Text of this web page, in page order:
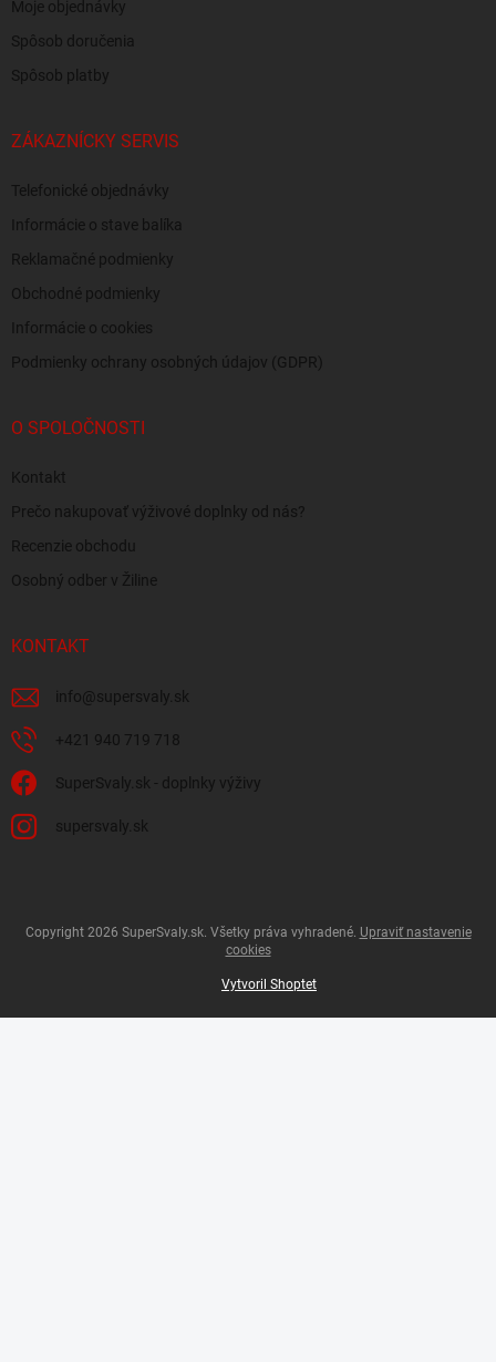
Moje objednávky
Spôsob doručenia
Spôsob platby
ZÁKAZNÍCKY SERVIS
Telefonické objednávky
Informácie o stave balíka
Reklamačné podmienky
Obchodné podmienky
Informácie o cookies
Podmienky ochrany osobných údajov (GDPR)
O SPOLOČNOSTI
Kontakt
Prečo nakupovať výživové doplnky od nás?
Recenzie obchodu
Osobný odber v Žiline
KONTAKT
info@ supersvaly.sk
+421 940 719 718
SuperSvaly.sk - doplnky výživy
supersvaly.sk
Vytvoril Shoptet
Copyright 2026 SuperSvaly.sk. Všetky práva vyhradené. Upraviť nastavenie
cookies